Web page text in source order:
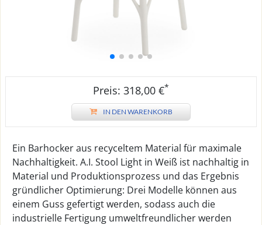
Preis: 318,00 €*
IN DEN WARENKORB
Ein Barhocker aus recyceltem Material für maximale
Nachhaltigkeit. A.I. Stool Light in Weiß ist nachhaltig in
Material und Produktionsprozess und das Ergebnis
gründlicher Optimierung: Drei Modelle können aus
einem Guss gefertigt werden, sodass auch die
industrielle Fertigung umweltfreundlicher werden